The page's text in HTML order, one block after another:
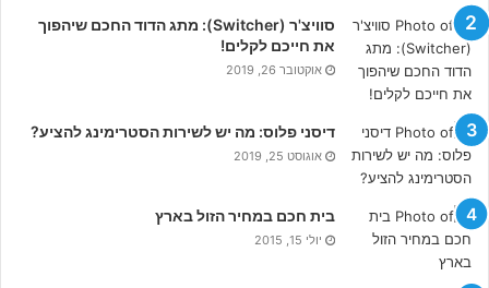
סוויצ'ר (Switcher): מתג הדוד החכם שיהפוך
את חייכם לקלים!
אוקטובר 26, 2019
דיסני פלוס: מה יש לשירות הסטרימינג להציע?
אוגוסט 25, 2019
בית חכם במחיר הזול בארץ
יולי 15, 2015